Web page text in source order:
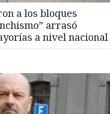
a los bloques
arrasó
a nivel nacional